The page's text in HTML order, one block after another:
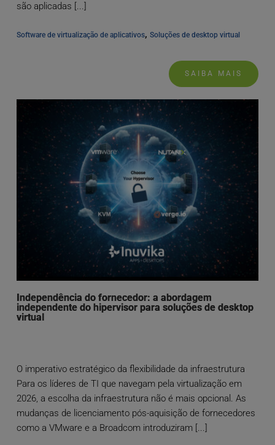
são aplicadas [...]
Software de virtualização de aplicativos, Soluções de desktop virtual
SAIBA MAIS
Independência do fornecedor: a abordagem
independente do hipervisor para soluções de desktop
virtual
O imperativo estratégico da flexibilidade da infraestrutura
Para os líderes de TI que navegam pela virtualização em
2026, a escolha da infraestrutura não é mais opcional. As
mudanças de licenciamento pós-aquisição de fornecedores
como a VMware e a Broadcom introduziram [...]